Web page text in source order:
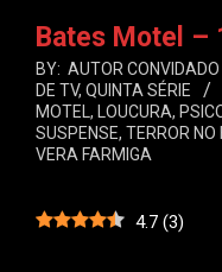
Bates Motel –
BY: AUTOR CONVIDADO
DE TV, QUINTA SÉRIE
MOTEL , LOUCURA,
SUSPENSE, TERROR NO
VERA FARMIGA
4.7 (3)